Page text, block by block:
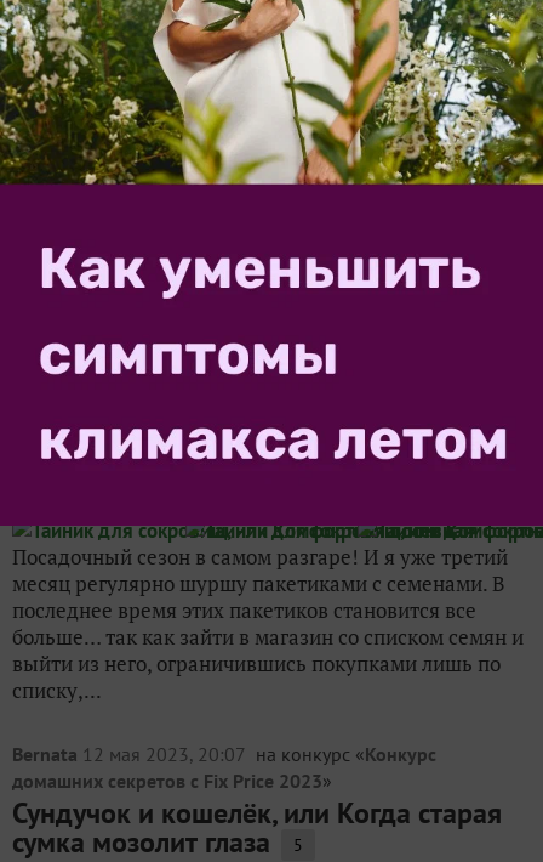
Nataliya_Stepanova 26 августа 2021, 15:03
Удобное хранение вещей в маленьком
доме: 5 свежих идей 4
стали меньше, и содержать такие проще и дешевле.
Но как же разместить в этом скромном пространстве
картину, корзину, картонку, маленькую собачонку
рассаде с любовью" - 2023»
Тайник для сокровищ, или Комфортная
Посадочный сезон в самом разгаре! И я уже третий
месяц регулярно шуршу пакетиками с семенами. В
последнее время этих пакетиков становится все
больше… так как зайти в магазин со списком семян и
выйти из него, ограничившись покупками лишь по
списку,...
Bernata 12 мая 2023, 20:07 на конкурс «Конкурс
домашних секретов с Fix Price 2023»
Сундучок и кошелёк, или Когда старая
сумка мозолит глаза 5